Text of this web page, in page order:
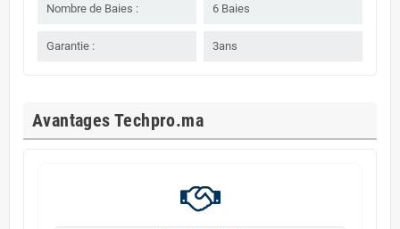
Nombre de Baies : 6 Baies
Garantie : 3ans
Avantages Techpro.ma